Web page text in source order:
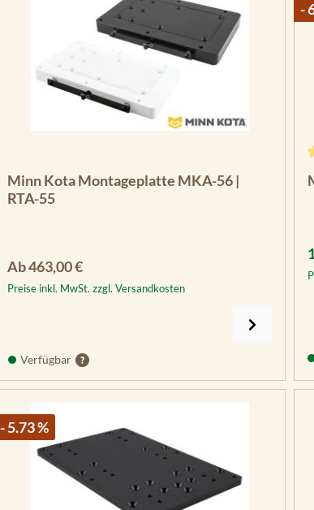
Minn Kota Montageplatte MKA-56 |
RTA-55
Regulärer Preis:
Ab463,00 €
Preise inkl. MwSt. zzgl. Versandkosten
Verfügbar
-
- 5.73 %